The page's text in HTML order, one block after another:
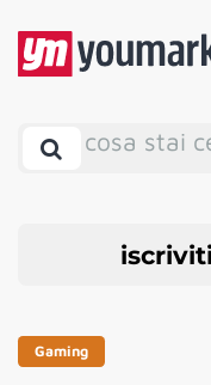
cosa stai
Gaming